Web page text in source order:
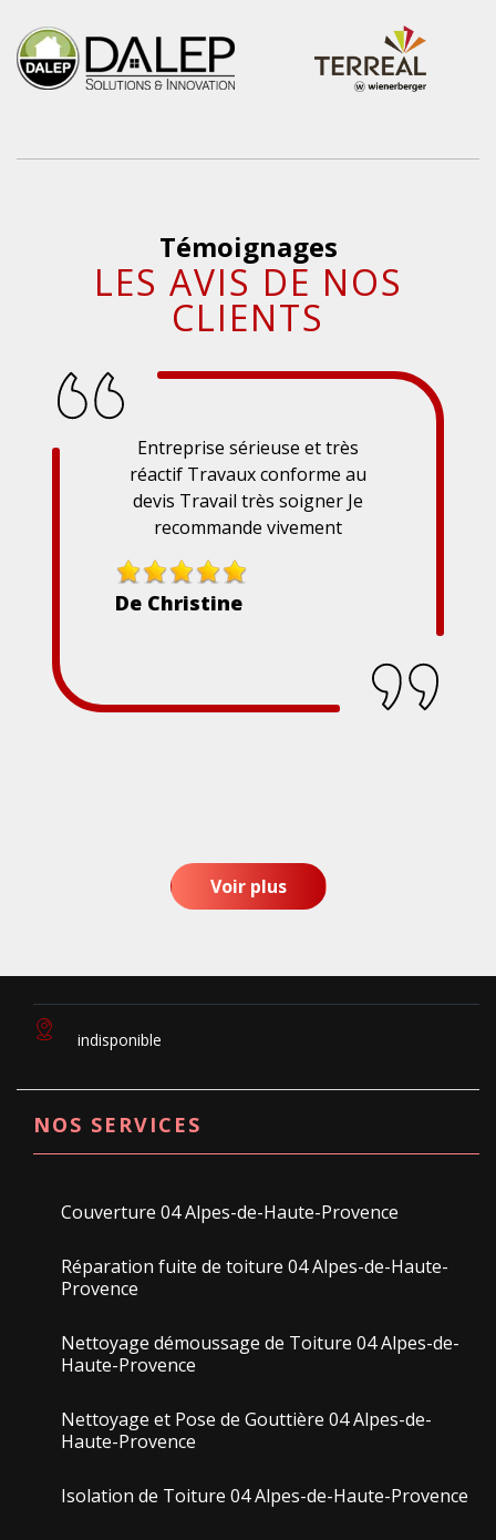
Témoignages
LES AVIS DE NOS
CLIENTS
Entreprise sérieuse et très
réactif Travaux conforme au
devis Travail très soigner Je
recommande vivement
De Christine
Voir plus
indisponible
NOS SERVICES
Couverture 04 Alpes-de-Haute-Provence
Réparation fuite de toiture 04 Alpes-de-Haute-
Provence
Nettoyage démoussage de Toiture 04 Alpes-de-
Haute-Provence
Nettoyage et Pose de Gouttière 04 Alpes-de-
Haute-Provence
Isolation de Toiture 04 Alpes-de-Haute-Provence